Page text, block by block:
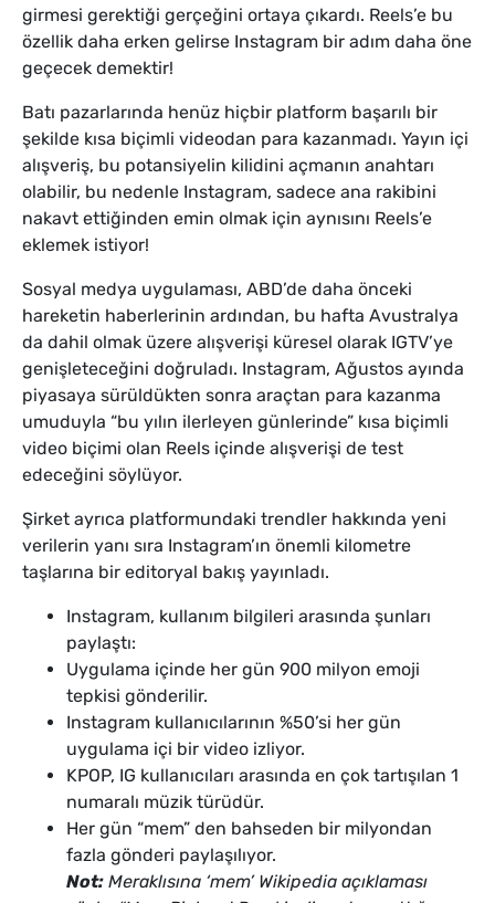
girmesi gerektiği gerçeğini ortaya çıkardı. Reels’e bu
özellik daha erken gelirse Instagram bir adım daha öne
geçecek demektir!
Batı pazarlarında henüz hiçbir platform başarılı bir
şekilde kısa biçimli videodan para kazanmadı. Yayın içi
alışveriş, bu potansiyelin kilidini açmanın anahtarı
olabilir, bu nedenle Instagram, sadece ana rakibini
nakavt ettiğinden emin olmak için aynısını Reels’e
eklemek istiyor!
Sosyal medya uygulaması, ABD’de daha önceki
hareketin haberlerinin ardından, bu hafta Avustralya
da dahil olmak üzere alışverişi küresel olarak IGTV’ye
genişleteceğini doğruladı. Instagram, Ağustos ayında
piyasaya sürüldükten sonra araçtan para kazanma
umuduyla “bu yılın ilerleyen günlerinde” kısa biçimli
video biçimi olan Reels içinde alışverişi de test
edeceğini söylüyor.
Şirket ayrıca platformundaki trendler hakkında yeni
verilerin yanı sıra Instagram’ın önemli kilometre
taşlarına bir editoryal bakış yayınladı.
Instagram, kullanım bilgileri arasında şunları
paylaştı:
Uygulama içinde her gün 900 milyon emoji
tepkisi gönderilir.
Instagram kullanıcılarının %50’si her gün
uygulama içi bir video izliyor.
KPOP, IG kullanıcıları arasında en çok tartışılan 1
numaralı müzik türüdür.
Her gün “mem” den bahseden bir milyondan
fazla gönderi paylaşılıyor.
Not: Meraklısına ‘mem’ Wikipedia açıklaması